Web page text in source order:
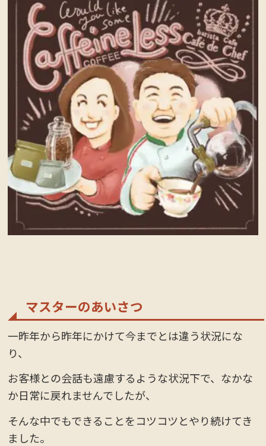
マスターのあいさつ
一昨年から昨年にかけて今までとは違う状況にな
り、
お客様との会話も遠慮するような状況下で、なかな
か日常に戻れませんでしたが、
そんな中でもできることをコツコツとやり続けてき
ました。